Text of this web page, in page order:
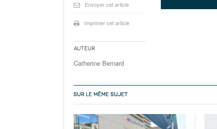
Envoyer cet article
Imprimer cet article
Auteur
Catherine Bernard
SUR LE MÊME SUJET